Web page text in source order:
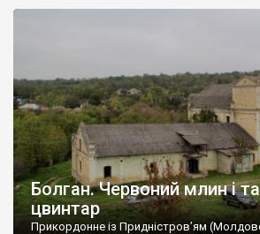
Болган. Червоний млин і
цвинтар
Прикордонне із Придністров’ям